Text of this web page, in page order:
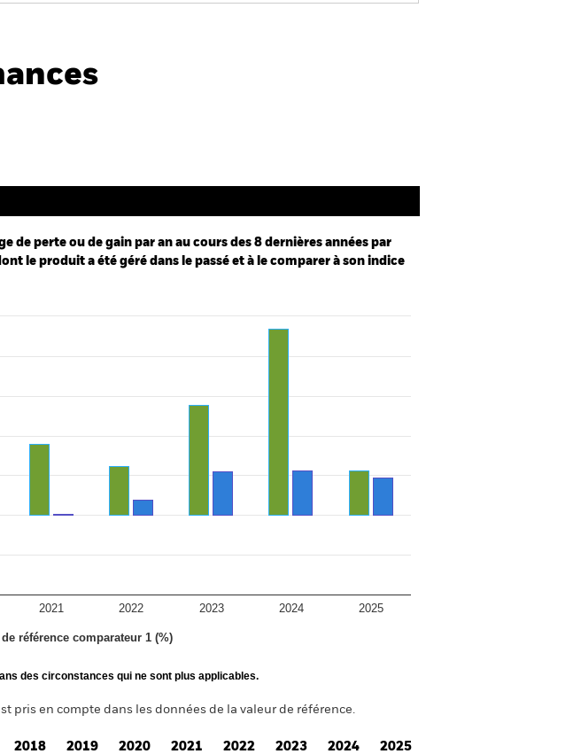
perte ou de gain par an au cours des 8 dernières années par
le produit a été géré dans le passé et à le comparer à son indice
de référence comparateur 1 (%)
2021 2022 2023 2024 2025
des circonstances qui ne sont plus applicables.
en compte dans les données de la valeur de référence.
2018 2019 2020 2021 2022 2023 2024 2025